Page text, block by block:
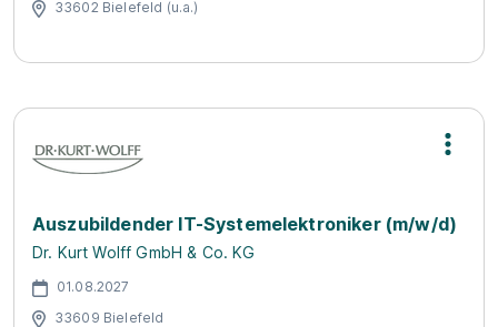
33602 Bielefeld (u.a.)
Auszubildender IT-Systemelektroniker (m/w/d)
Dr. Kurt Wolff GmbH & Co. KG
01.08.2027
33609 Bielefeld